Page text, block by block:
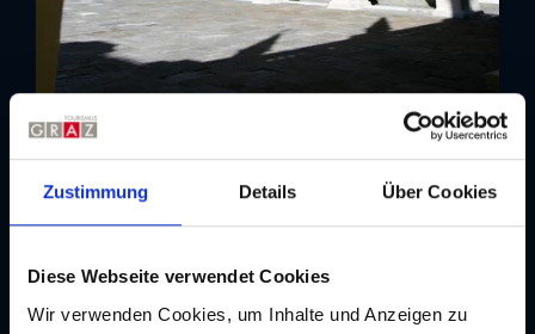
Zustimmung Details Über Cookies
Diese Webseite verwendet Cookies
Wir verwenden Cookies, um Inhalte und Anzeigen zu